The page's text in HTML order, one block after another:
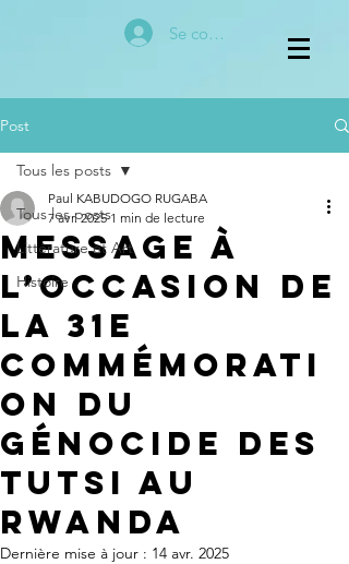
Se connecter
Post
Tous les posts
Littérature et Art
Histoire
Tous les posts
Message à
l’occasion de
la 31e
Commémorati
on du
Génocide des
Tutsi au
Rwanda
Paul KABUDOGO RUGABA
7 avr. 2025 1 min de lecture
Dernière mise à jour : 14 avr. 2025